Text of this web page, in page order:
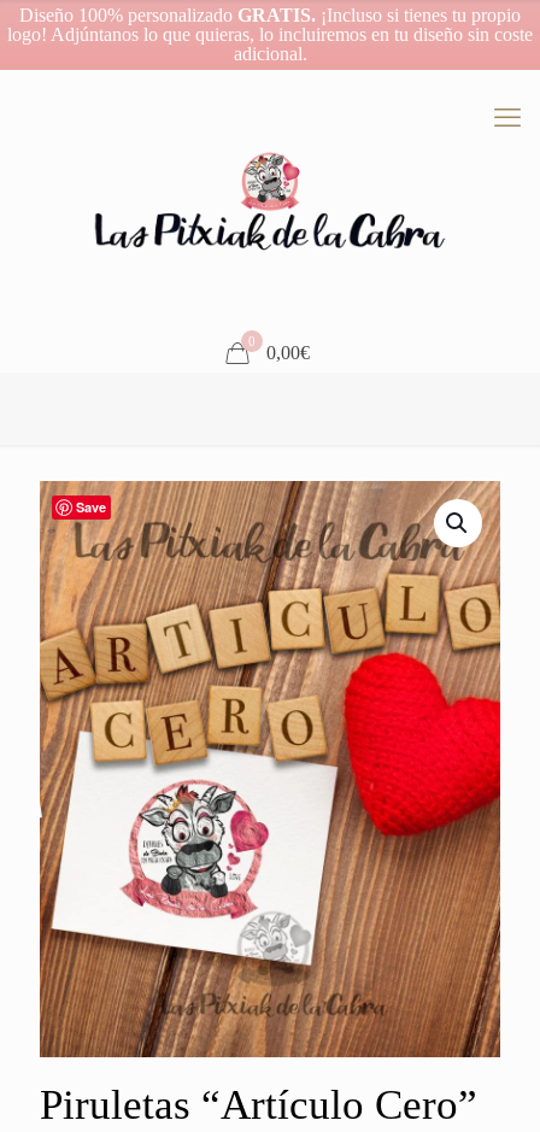
Diseño 100% personalizado GRATIS. ¡Incluso si tienes tu propio
logo! Adjúntanos lo que quieras, lo incluiremos en tu diseño sin coste
adicional.
0
0,00€
Save
Piruletas “Artículo Cero”